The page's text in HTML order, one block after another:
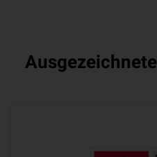
Ausgezeichnete